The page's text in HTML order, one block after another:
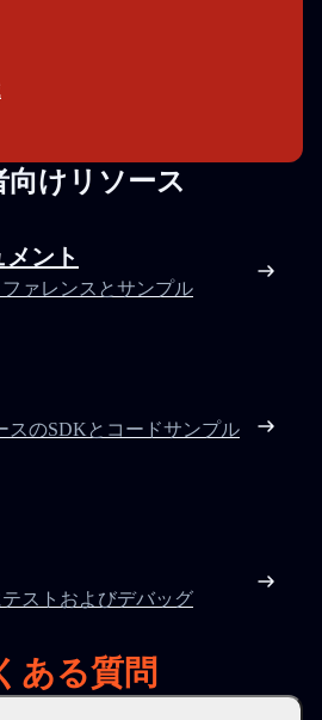
向けリソース
ント
ァレンスとサンプル
スのSDKとコードサンプル
ストおよびデバッグ
ある質問